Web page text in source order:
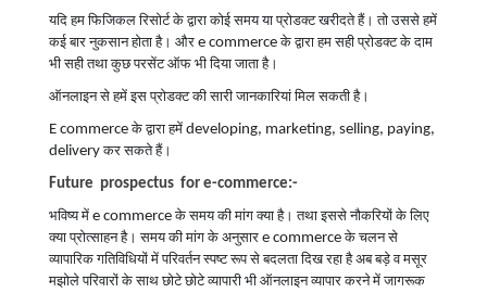
यदि हम फिजिकल रिसोर्ट के द्वारा कोई समय या प्रोडक्ट खरीदते हैं। तो उससे हमें
कई बार नुकसान होता है। और e commerceके द्वारा हम सही प्रोडक्ट के दाम
भी सही तथा कुछ परसेंट ऑफ भी दिया जाता है।
ऑनलाइन से हमें इस प्रोडक्ट की सारी जानकारियां मिल सकती है।
E commerceके द्वारा हमें developing, marketing, selling, paying,
deliveryकर सकते हैं।
Future prospectus for e-commerce:-
भविष्य में e commerceके समय की मांग क्या है। तथा इससे नौकरियों के लिए
क्या प्रोत्साहन है। समय की मांग के अनुसार e commerceके चलन से
व्यापारिक गतिविधियों में परिवर्तन स्पष्ट रूप से बदलता दिख रहा है अब बड़े व मसूर
मझोले परिवारों के साथ छोटे छोटे व्यापारी भी ऑनलाइन व्यापार करने में जागरूक